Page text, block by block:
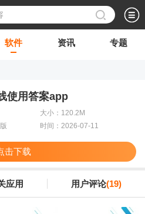
软件 资讯 专题
使用答案app
大小：120.2M
时间：2026-07-11
击下载
应用 用户评论(19)